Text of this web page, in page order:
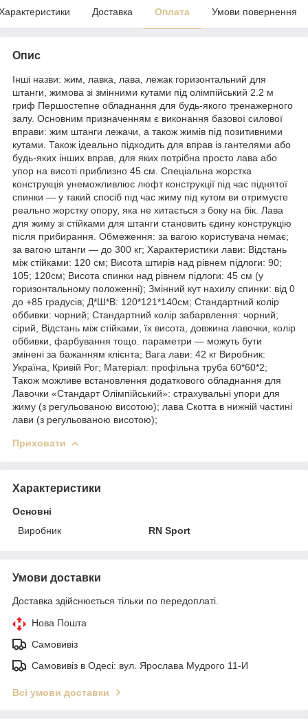
Доставка Оплата Умови повернення
Опис
Інші назви: жим, лавка, лава, лежак горизонтальний для
штанги, жимова зі змінними кутами під олімпійський 2.2 м
гриф Першостепне обладнання для будь-якого тренажерного
залу. Основним призначенням є виконання базової силової
вправи: жим штанги лежачи, а також жимів під позитивними
кутами. Також ідеально підходить для вправ із гантелями або
будь-яких інших вправ, для яких потрібна просто лава або
упор на висоті приблизно 45 см. Спеціальна жорстка
конструкція унеможливлює люфт конструкції під час піднятої
спинки — у такий спосіб під час жиму під кутом ви отримуєте
реально жорстку опору, яка не хитається з боку на бік. Лава
для жиму зі стійками для штанги становить єдину конструкцію
після прибирання. Обмеження: за вагою користувача немає;
за вагою штанги — до 300 кг; Характеристики лави: Відстань
між стійками: 120 см; Висота штирів над рівнем підлоги: 90;
105; 120см; Висота спинки над рівнем підлоги: 45 см (у
горизонтальному положенні); Змінний кут нахилу спинки: від 0
до +85 градусів; Д*Ш*В: 120*121*140см; Стандартний колір
оббивки: чорний; Стандартний колір забарвлення: чорний;
сірий, Відстань між стійками, їх висота, довжина лавочки, колір
оббивки, фарбування тощо. параметри — можуть бути
змінені за бажанням клієнта; Вага лави: 42 кг Виробник:
Україна, Кривій Рог; Матеріал: профільна труба 60*60*2;
Також можливе встановлення додаткового обладнання для
Лавочки «Стандарт Олімпійський»: страхувальні упори для
жиму (з регульованою висотою); лава Скотта в нижній частині
лави (з регульованою висотою);
Приховати
Характеристики
Основні
Виробник
RN Sport
Умови доставки
Доставка здійснюється тільки по передоплаті.
Нова Пошта
Самовивіз
Самовивіз в Одесі: вул. Ярослава Мудрого 11-И
Всі умови доставки